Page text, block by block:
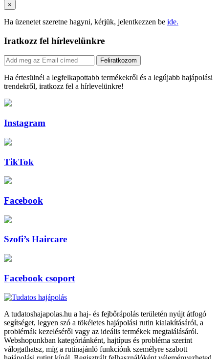
×
Ha üzenetet szeretne hagyni, kérjük, jelentkezzen be ide.
Iratkozz fel hírlevelünkre
Feliratkozom
Ha értesülnél a legfelkapottabb termékekről és a legújabb hajápolási
trendekről, iratkozz fel a hírlevelünkre!
Instagram
TikTok
Facebook
Szofi’s Haircare
Facebook csoport
A tudatoshajapolas.hu a haj- és fejbőrápolás területén nyújt átfogó
segítséget, legyen szó a tökéletes hajápolási rutin kialakításáról, a
problémák kezeléséről vagy az ideális termékek megtalálásáról.
Webshopunkban kategóriánként, hajtípus és probléma szerint
válogathatsz, míg a rutinajánló funkciónk személyre szabott